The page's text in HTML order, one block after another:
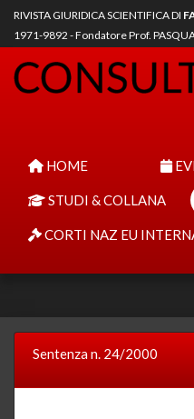
RIVISTA GIURIDICA SCIENTIFICA DI
1971-9892 - Fondatore Prof.
HOME
STUDI & COLLANA
CORTI NAZ EU
Sentenza n. 24/2000